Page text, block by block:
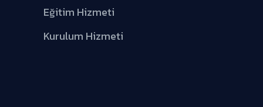
Eğitim Hizmeti
Kurulum Hizmeti